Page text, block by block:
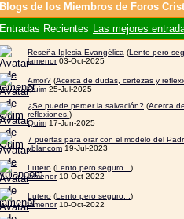
Blogs de los Miembros de Foros
Entradas Recientes Las mejores
Reseña Iglesia Evangélica (Lento pero
lamenor03-Oct-2025
Amor? (Acerca de dudas, certezas y
Quim 25-Jul-2025
¿Se puede perder la salvación? (Acerca
reflexiones.)
Quim 17-Jun-2025
7 puertas para orar con el modelo del
yblancom 19-Jul-2023
Lutero (Lento pero seguro...)
lamenor10-Oct-2022
Lutero (Lento pero seguro...)
lamenor10-Oct-2022